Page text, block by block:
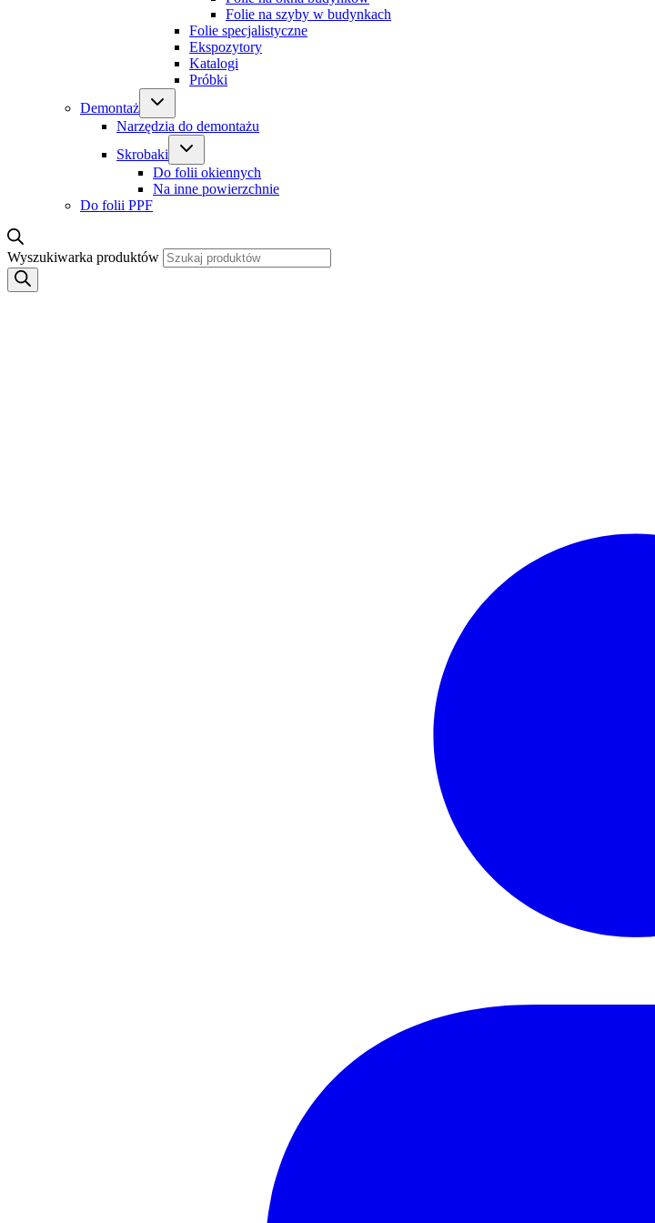
Folie na szyby w budynkach
Folie specjalistyczne
Ekspozytory
Katalogi
Próbki
Demontaż
Narzędzia do demontażu
Skrobaki
Do folii okiennych
Na inne powierzchnie
Do folii PPF
Wyszukiwarka produktów